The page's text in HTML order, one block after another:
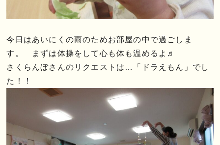
今日はあいにくの雨のためお部屋の中で過ごしま
す。 まずは体操をして心も体も温めるよ♬
さくらんぼさんのリクエストは…「ドラえもん」でし
た！！